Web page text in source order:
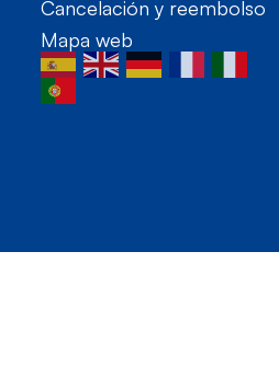
Cancelación y reembolso
Mapa web